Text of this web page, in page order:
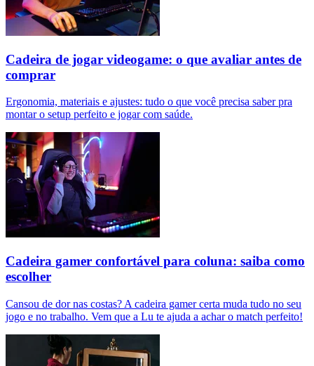
Cadeira de jogar videogame: o que avaliar antes de
comprar
Ergonomia, materiais e ajustes: tudo o que você precisa saber pra
montar o setup perfeito e jogar com saúde.
Cadeira gamer confortável para coluna: saiba como
escolher
Cansou de dor nas costas? A cadeira gamer certa muda tudo no seu
jogo e no trabalho. Vem que a Lu te ajuda a achar o match perfeito!